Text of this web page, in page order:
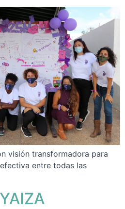
visión transformadora para
entre todas las